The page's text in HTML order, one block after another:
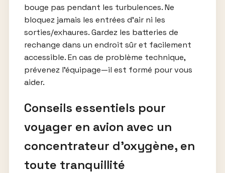
bouge pas pendant les turbulences. Ne
bloquez jamais les entrées d’air ni les
sorties/exhaures. Gardez les batteries de
rechange dans un endroit sûr et facilement
accessible. En cas de problème technique,
prévenez l’équipage—il est formé pour vous
aider.
Conseils essentiels pour
voyager en avion avec un
concentrateur d’oxygène, en
toute tranquillité